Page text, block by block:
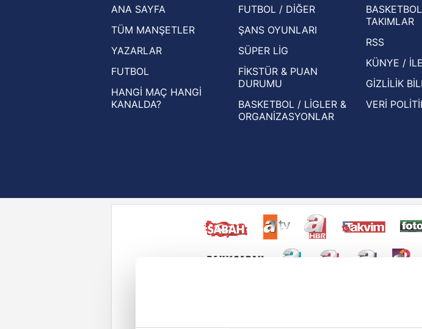
Reddet
Ziraat Türkiye Kupası haberleri
UEFA Şampiyonlar Ligi haberleri
UEFA Avrupa Ligi haberleri
UEFA Konferans Ligi haberleri
basından gündem olan
Beşiktaş'ın UEFA
Eleme Turu muhtemel
ANA SAYFA
TÜM MANŞETLER
YAZARLAR
FUTBOL
HANGİ MAÇ HANGİ
KANALDA?
FUTBOL / DİĞER
ŞANS OYUNLARI
SÜPER LİG
FİKSTÜR & PUAN
DURUMU
BASKETBOL / LİGLER &
ORGANİZASYONLAR
TAKIMLAR
RSS
KÜNYE /
GİZLİLİK
VERİ